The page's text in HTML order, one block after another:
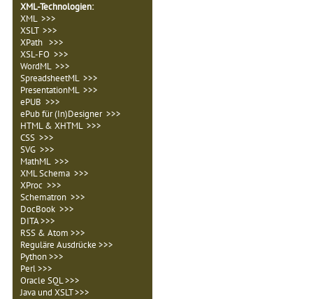
XML-Technologien:
XML >>>
XSLT >>>
XPath >>>
XSL-FO >>>
WordML >>>
SpreadsheetML >>>
PresentationML >>>
ePUB >>>
ePub für (In)Designer >>>
HTML & XHTML >>>
CSS >>>
SVG >>>
MathML >>>
XML Schema >>>
XProc >>>
Schematron >>>
DocBook >>>
DITA >>>
RSS & Atom >>>
Reguläre Ausdrücke >>>
Python >>>
Perl >>>
Oracle SQL >>>
Java und XSLT >>>